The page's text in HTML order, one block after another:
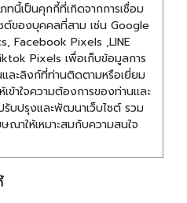
ทนี้เป็นคุกกี้ที่เกิดจากการเชื่อม
ซต์ของบุคคลที่สาม เช่น Google
Facebook Pixels ,LINE
Pixels เพื่อเก็บข้อมูลการ
และลิงก์ที่ท่านติดตามหรือเยี่ยม
เข้าใจความต้องการของท่านและ
รับปรุงและพัฒนาเว็บไซต์ รวม
ณาให้เหมาะสมกับความสนใจ